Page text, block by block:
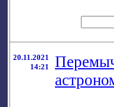
20.11.2021
14:21